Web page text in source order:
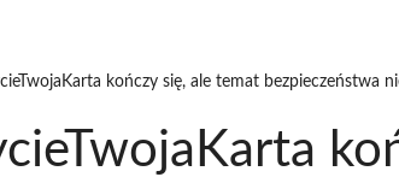
kończy się, ale temat bezpieczeństwa